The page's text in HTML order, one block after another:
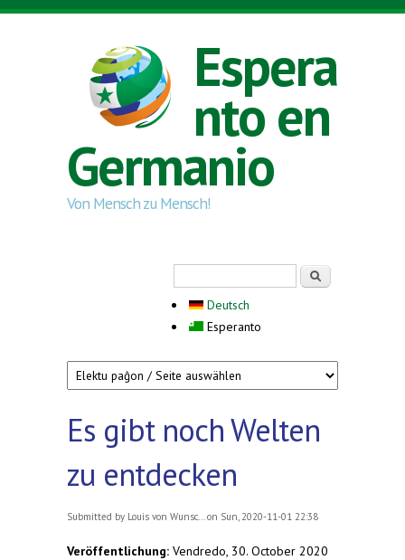
Skip to main content
Espera
nto en
Germanio
Von Mensch zu Mensch!
Deutsch
Esperanto
Es gibt noch Welten
zu entdecken
Submitted by Louis von Wunsc... on Sun, 2020-11-01 22:38
Veröffentlichung: Vendredo, 30. October 2020